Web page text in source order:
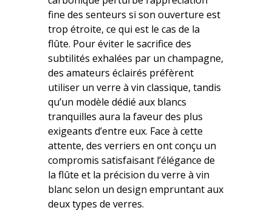
fine des senteurs si son ouverture est
trop étroite, ce qui est le cas de la
flûte. Pour éviter le sacrifice des
subtilités exhalées par un champagne,
des amateurs éclairés préfèrent
utiliser un verre à vin classique, tandis
qu’un modèle dédié aux blancs
tranquilles aura la faveur des plus
exigeants d’entre eux. Face à cette
attente, des verriers en ont conçu un
compromis satisfaisant l’élégance de
la flûte et la précision du verre à vin
blanc selon un design empruntant aux
deux types de verres.